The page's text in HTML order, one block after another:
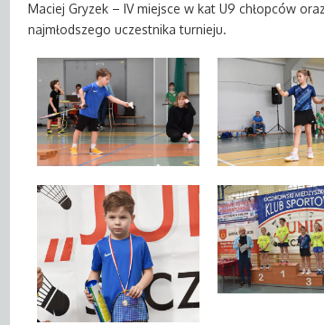
Maciej Gryzek – IV miejsce w kat U9 chłopców
najmłodszego uczestnika turnieju.